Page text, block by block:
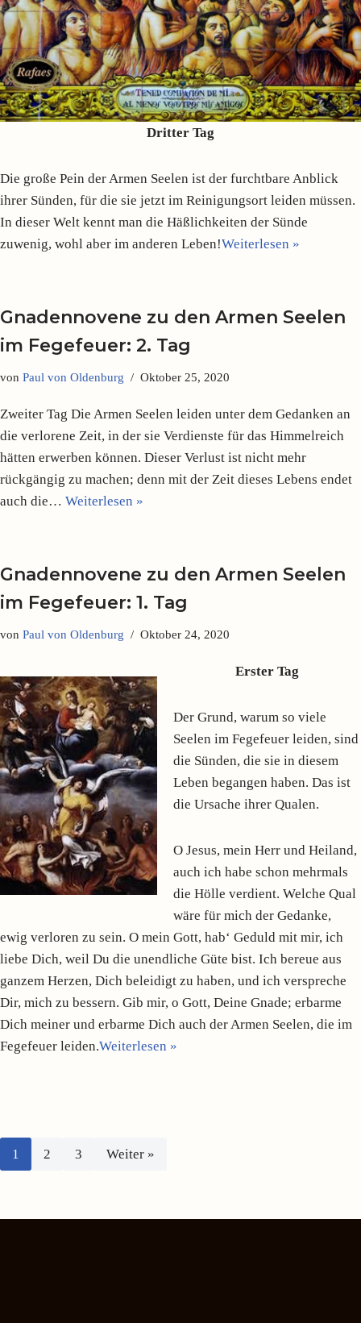
Dritter Tag
Die große Pein der Armen Seelen ist der furchtbare Anblick
ihrer Sünden, für die sie jetzt im Reinigungsort leiden müssen.
In dieser Welt kennt man die Häßlichkeiten der Sünde
zuwenig, wohl aber im anderen Leben!Weiterlesen »
Gnadennovene zu den Armen Seelen
im Fegefeuer: 2. Tag
von Paul von Oldenburg Oktober 25, 2020
Zweiter Tag Die Armen Seelen leiden unter dem Gedanken an
die verlorene Zeit, in der sie Verdienste für das Himmelreich
hätten erwerben können. Dieser Verlust ist nicht mehr
rückgängig zu machen; denn mit der Zeit dieses Lebens endet
auch die… Weiterlesen »
Gnadennovene zu den Armen Seelen
im Fegefeuer: 1. Tag
von Paul von Oldenburg Oktober 24, 2020
Erster Tag
Der Grund, warum so viele
Seelen im Fegefeuer leiden, sind
die Sünden, die sie in diesem
Leben begangen haben. Das ist
die Ursache ihrer Qualen.
O Jesus, mein Herr und Heiland,
auch ich habe schon mehrmals
die Hölle verdient. Welche Qual
wäre für mich der Gedanke,
ewig verloren zu sein. O mein Gott, hab‘ Geduld mit mir, ich
liebe Dich, weil Du die unendliche Güte bist. Ich bereue aus
ganzem Herzen, Dich beleidigt zu haben, und ich verspreche
Dir, mich zu bessern. Gib mir, o Gott, Deine Gnade; erbarme
Dich meiner und erbarme Dich auch der Armen Seelen, die im
Fegefeuer leiden.Weiterlesen »
1 2 3 Weiter »